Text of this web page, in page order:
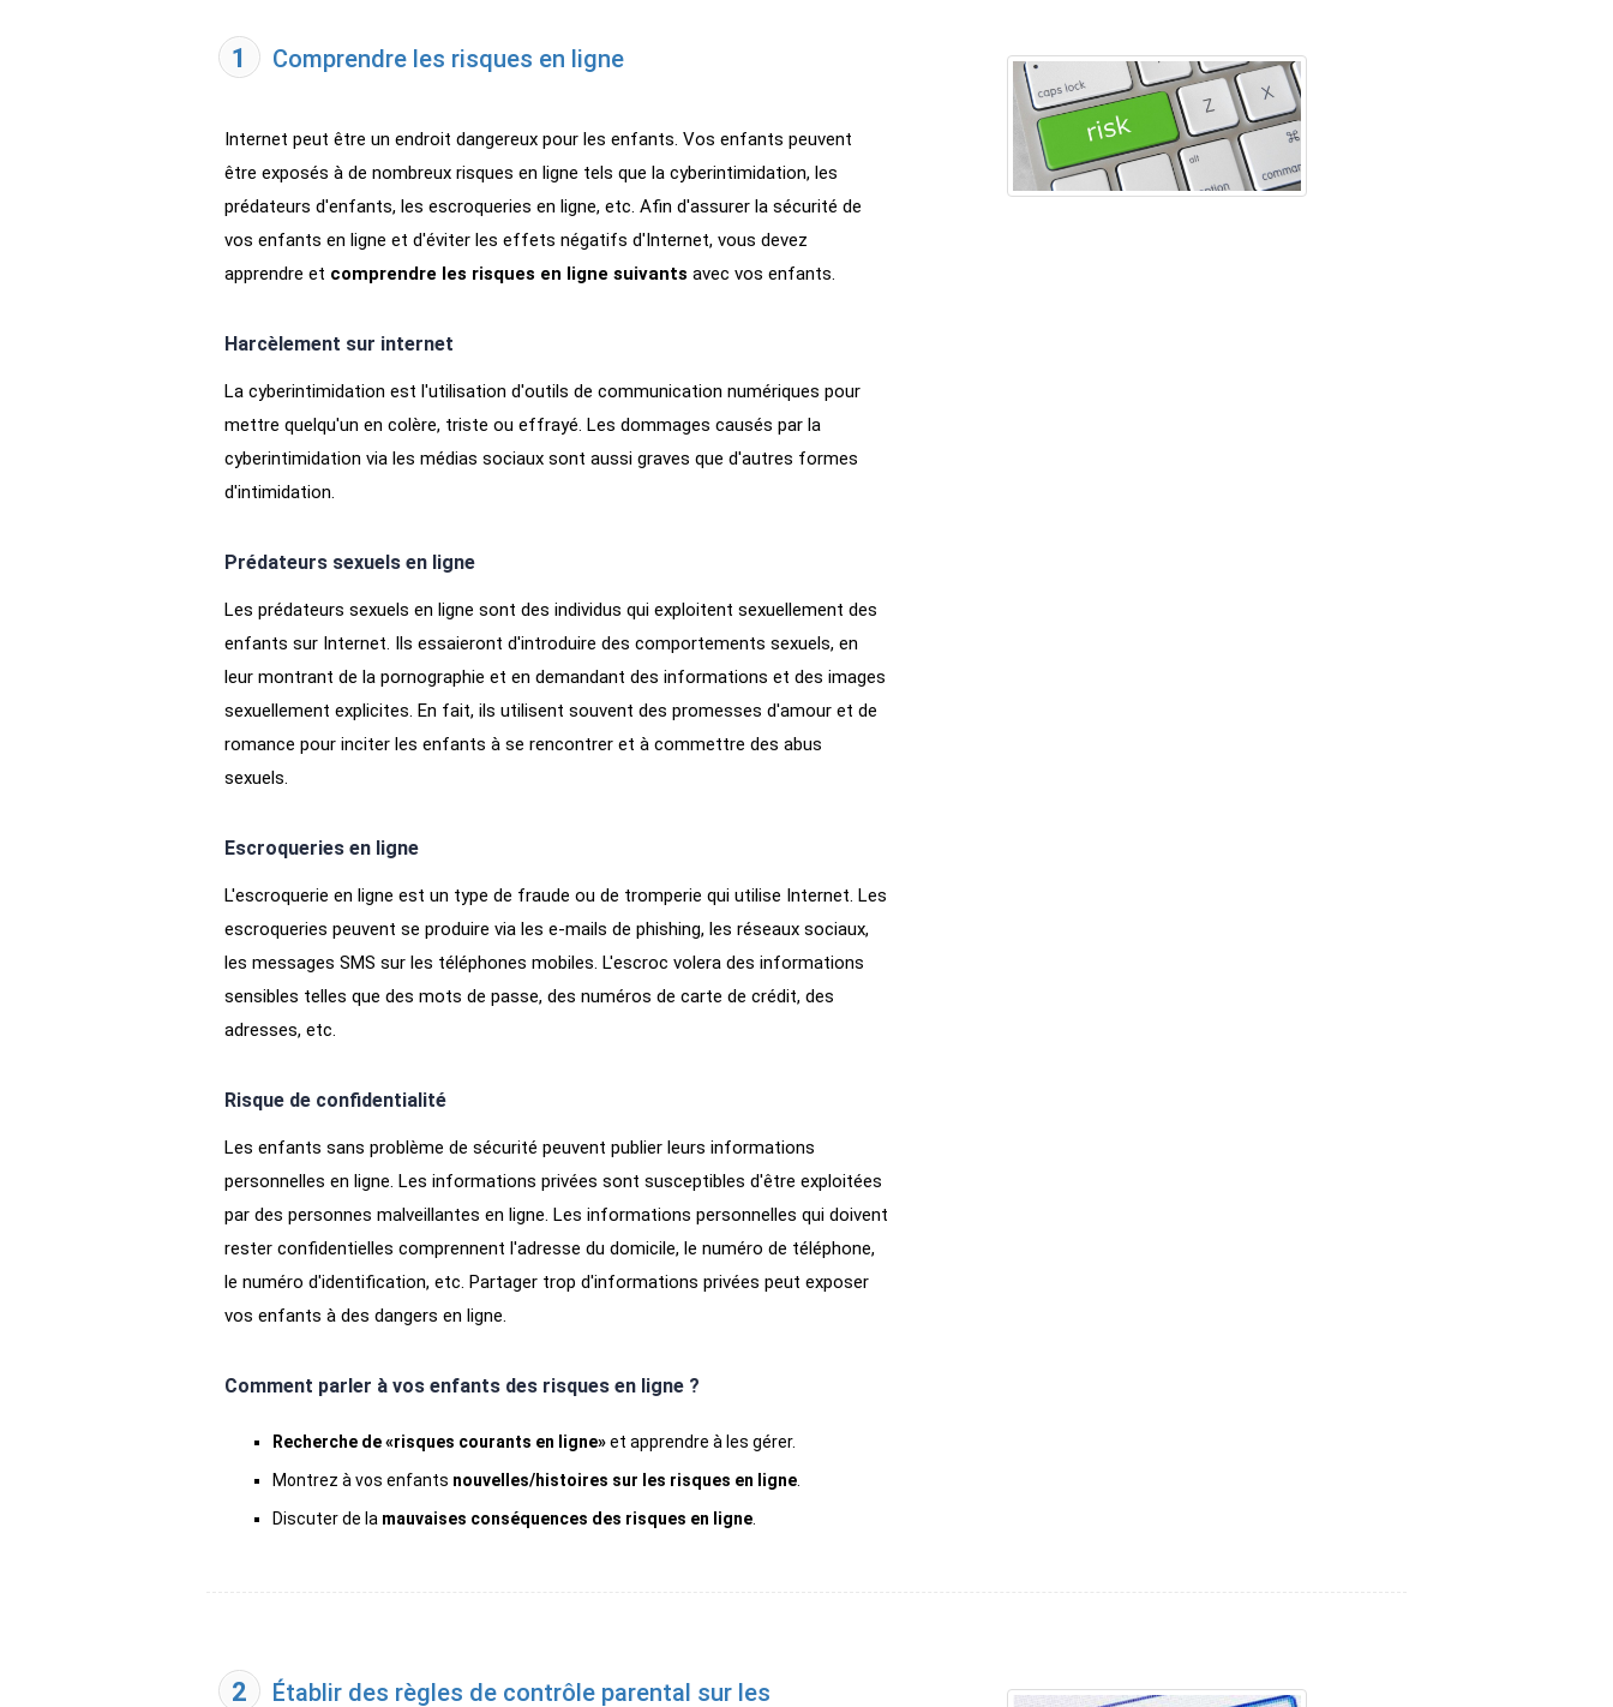
1 Comprendre les risques en ligne
Internet peut être un endroit dangereux pour les enfants. Vos enfants peuvent
être exposés à de nombreux risques en ligne tels que la cyberintimidation, les
prédateurs d'enfants, les escroqueries en ligne, etc. Afin d'assurer la sécurité de
vos enfants en ligne et d'éviter les effets négatifs d'Internet, vous devez
apprendre et comprendre les risques en ligne suivants avec vos enfants.
Harcèlement sur internet
La cyberintimidation est l'utilisation d'outils de communication numériques pour
mettre quelqu'un en colère, triste ou effrayé. Les dommages causés par la
cyberintimidation via les médias sociaux sont aussi graves que d'autres formes
d'intimidation.
Prédateurs sexuels en ligne
Les prédateurs sexuels en ligne sont des individus qui exploitent sexuellement des
enfants sur Internet. Ils essaieront d'introduire des comportements sexuels, en
leur montrant de la pornographie et en demandant des informations et des images
sexuellement explicites. En fait, ils utilisent souvent des promesses d'amour et de
romance pour inciter les enfants à se rencontrer et à commettre des abus
sexuels.
Escroqueries en ligne
L'escroquerie en ligne est un type de fraude ou de tromperie qui utilise Internet. Les
escroqueries peuvent se produire via les e-mails de phishing, les réseaux sociaux,
les messages SMS sur les téléphones mobiles. L'escroc volera des informations
sensibles telles que des mots de passe, des numéros de carte de crédit, des
adresses, etc.
Risque de confidentialité
Les enfants sans problème de sécurité peuvent publier leurs informations
personnelles en ligne. Les informations privées sont susceptibles d'être exploitées
par des personnes malveillantes en ligne. Les informations personnelles qui doivent
rester confidentielles comprennent l'adresse du domicile, le numéro de téléphone,
le numéro d'identification, etc. Partager trop d'informations privées peut exposer
vos enfants à des dangers en ligne.
Comment parler à vos enfants des risques en ligne ?
Recherche de «risques courants en ligne»et apprendre à les gérer.
Montrez à vos enfants nouvelles/histoires sur les risques en ligne
Discuter de la mauvaises conséquences des risques en ligne
2 Établir des règles de contrôle parental sur les